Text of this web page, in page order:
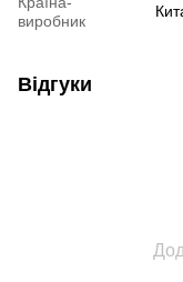
виробник
Відгуки